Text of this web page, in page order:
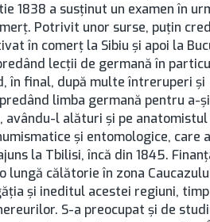
1838 a susţinut un examen în
Potrivit unor surse, puţin
în comerţ la Sibiu şi apoi la
lecţii de germană în
în final, după multe întreruperi şi
limba germană pentru a-şi
avându-l alături şi pe anatomistul
şi entomologice, care
la Tbilisi, încă din 1845.
lungă călătorie în zona
şi ineditul acestei regiuni,
S-a preocupat şi de